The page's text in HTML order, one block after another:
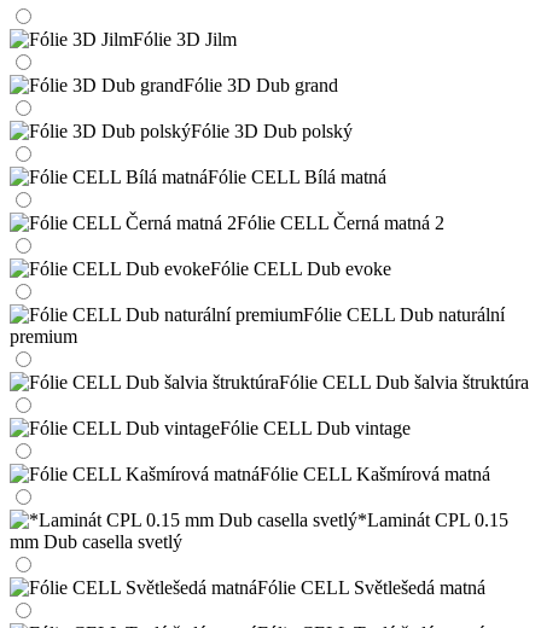
Fólie 3D Jilm
Fólie 3D Dub grand
Fólie 3D Dub polský
Fólie CELL Bílá matná
Fólie CELL Černá matná 2
Fólie CELL Dub evoke
Fólie CELL Dub naturální
premium
Fólie CELL Dub šalvia štruktúra
Fólie CELL Dub vintage
Fólie CELL Kašmírová matná
*Laminát CPL 0.15
mm Dub casella svetlý
Fólie CELL Světlešedá matná